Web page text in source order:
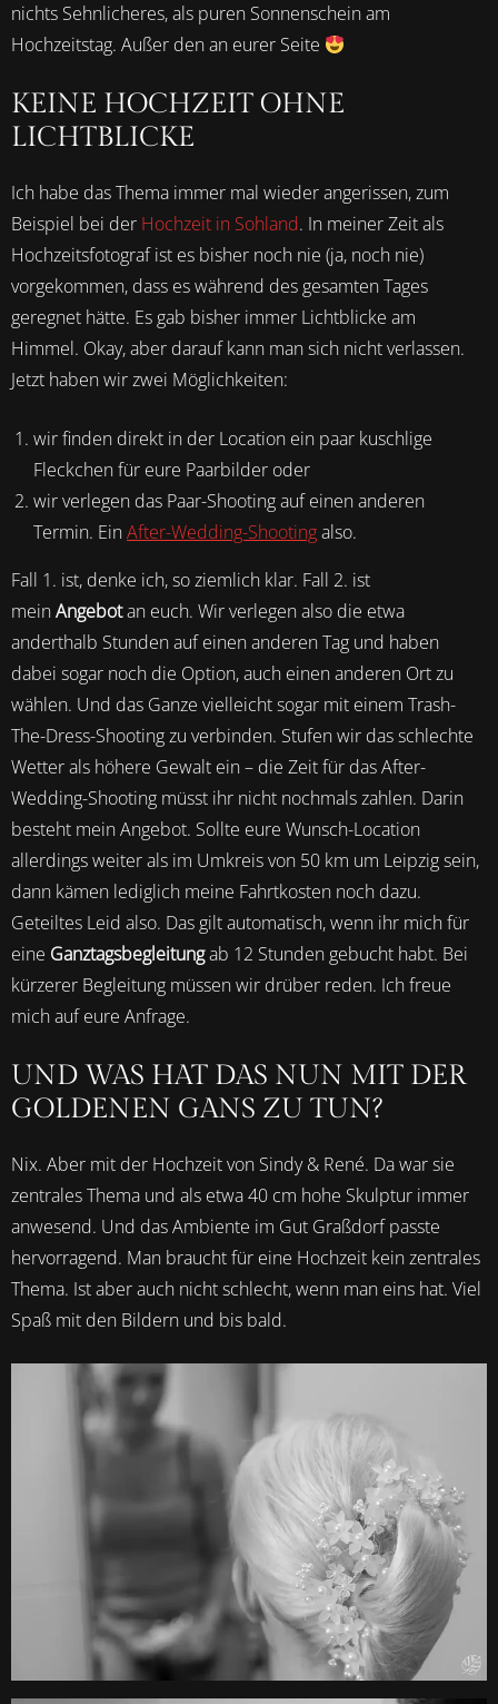
nichts Sehnlicheres, als puren Sonnenschein am
Hochzeitstag. Außer den an eurer Seite
KEINE HOCHZEIT OHNE
LICHTBLICKE
Ich habe das Thema immer mal wieder angerissen, zum
Beispiel bei der Hochzeit in Sohland. In meiner Zeit als
Hochzeitsfotograf ist es bisher noch nie (ja, noch nie)
vorgekommen, dass es während des gesamten Tages
geregnet hätte. Es gab bisher immer Lichtblicke am
Himmel. Okay, aber darauf kann man sich nicht verlassen.
Jetzt haben wir zwei Möglichkeiten:
wir finden direkt in der Location ein paar kuschlige
Fleckchen für eure Paarbilder oder
wir verlegen das Paar-Shooting auf einen anderen
Termin. EinAfter-Wedding-Shootingalso.
Fall 1. ist, denke ich, so ziemlich klar. Fall 2. ist
meinAngebotan euch. Wir verlegen also die etwa
anderthalb Stunden auf einen anderen Tag und haben
dabei sogar noch die Option, auch einen anderen Ort zu
wählen. Und das Ganze vielleicht sogar mit einem Trash-
The-Dress-Shooting zu verbinden. Stufen wir das schlechte
Wetter als höhere Gewalt ein – die Zeit für das After-
Wedding-Shooting müsst ihr nicht nochmals zahlen. Darin
besteht mein Angebot. Sollte eure Wunsch-Location
allerdings weiter als im Umkreis von 50 km um Leipzig sein,
dann kämen lediglich meine Fahrtkosten noch dazu.
Geteiltes Leid also. Das gilt automatisch, wenn ihr mich für
eine Ganztagsbegleitungab 12 Stunden gebucht habt. Bei
kürzerer Begleitung müssen wir drüber reden. Ich freue
mich auf eure Anfrage.
UND WAS HAT DAS NUN MIT DER
GOLDENEN GANS ZU TUN?
Nix. Aber mit der Hochzeit von Sindy & René. Da war sie
zentrales Thema und als etwa 40 cm hohe Skulptur immer
anwesend. Und das Ambiente im Gut Graßdorf passte
hervorragend. Man braucht für eine Hochzeit kein zentrales
Thema. Ist aber auch nicht schlecht, wenn man eins hat. Viel
Spaß mit den Bildern und bis bald.